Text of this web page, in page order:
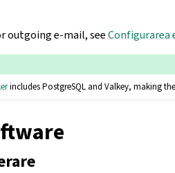
outgoing e-mail, seeConfigurarea
includes PostgreSQL and Valkey, making